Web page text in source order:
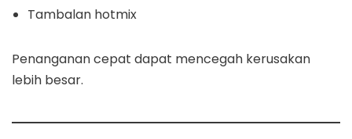
Tambalan hotmix
Penanganan cepat dapat mencegah kerusakan
lebih besar.